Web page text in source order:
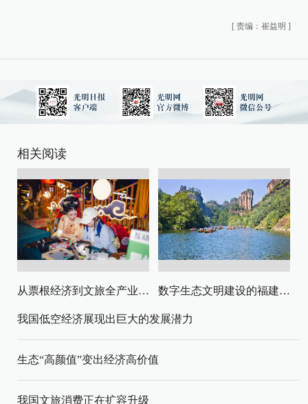
[ 责编：崔益明 ]
相关阅读
从票根经济到文旅全产业链升级 数字生态文明建设的福建路径与启示
我国低空经济展现出巨大的发展潜力
生态“高颜值”变出经济高价值
我国文旅消费正在扩容升级